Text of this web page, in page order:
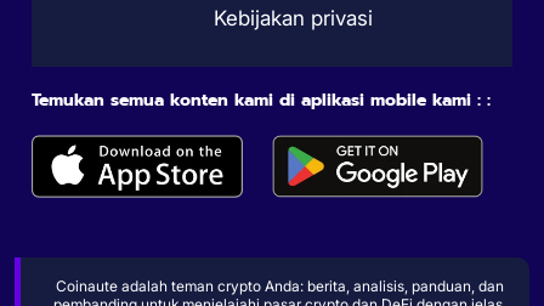
Kebijakan privasi
Temukan semua konten kami di aplikasi mobile kami : :
Coinaute adalah teman crypto Anda: berita, analisis, panduan, dan